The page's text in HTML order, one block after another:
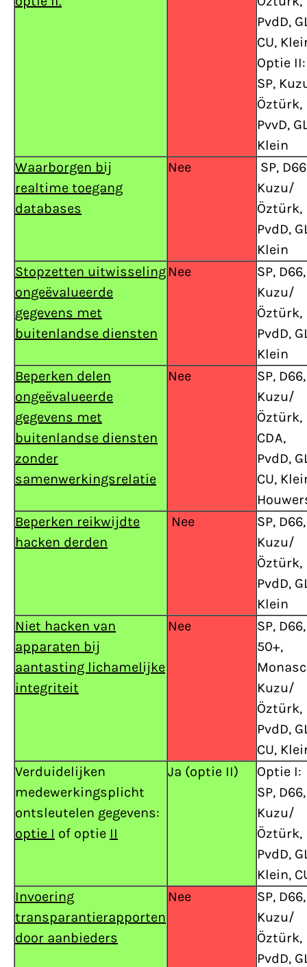
PvdD,
CU,
Optie II:
SP,
Öztürk,
PvvD,
Klein
Waarborgen bij
realtime toegang
databases
Nee
SP,
Kuzu/
Öztürk,
PvdD,
Klein
Stopzetten uitwisseling
ongeëvalueerde
gegevens met
buitenlandse diensten
Nee
SP, D66,
Kuzu/
Öztürk,
PvdD,
Klein
Beperken delen
ongeëvalueerde
gegevens met
buitenlandse diensten
zonder
samenwerkingsrelatie
Nee
SP, D66,
Kuzu/
Öztürk,
CDA,
PvdD,
CU,
Beperken reikwijdte
hacken derden
Nee
SP, D66,
Kuzu/
Öztürk,
PvdD,
Klein
Niet hacken van
apparaten bij
aantasting lichamelijke
integriteit
Nee
SP, D66,
50+,
Kuzu/
Öztürk,
PvdD,
CU,
Verduidelijken
medewerkingsplicht
ontsleutelen gegevens:
optie I of optie II
Ja (optie II)
Optie I:
SP, D66,
Kuzu/
Öztürk,
PvdD,
Klein,
Invoering
transparantierapporten
door aanbieders
Nee
SP, D66,
Kuzu/
Öztürk,
PvdD,